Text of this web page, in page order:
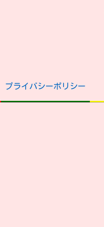
プライバシーポリシー